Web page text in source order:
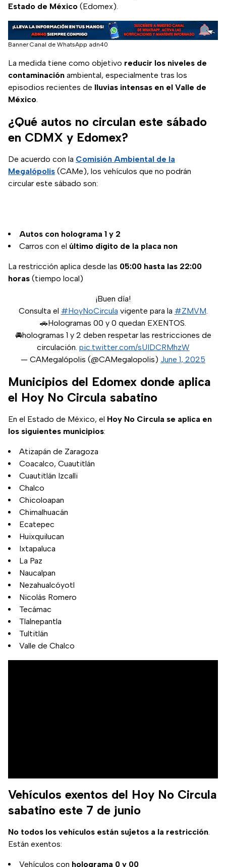
Estado de México (Edomex).
Banner Canal de WhatsApp adn40
La medida tiene como objetivo reducir los niveles de
contaminación ambiental, especialmente tras los
episodios recientes de lluvias intensas en el Valle de
México.
¿Qué autos no circulan este sábado
en CDMX y Edomex?
De acuerdo con la Comisión Ambiental de la
Megalópolis (CAMe), los vehículos que no podrán
circular este sábado son:
Autos con holograma 1 y 2
Carros con el último dígito de la placa non
La restricción aplica desde las 05:00 hasta las 22:00
horas (tiempo local)
¡Buen día!
Consulta el #HoyNoCircula vigente para la #ZMVM.
🚗Hologramas 00 y 0 quedan EXENTOS.
🚘hologramas 1 y 2 deben respetar las restricciones de
circulación. pic.twitter.com/sUIDCRMhzW
— CAMegalópolis (@CAMegalopolis) June 1, 2025
Municipios del Edomex donde aplica
el Hoy No Circula sabatino
En el Estado de México, el Hoy No Circula se aplica en
los siguientes municipios:
Atizapán de Zaragoza
Coacalco, Cuautitlán
Cuautitlán Izcalli
Chalco
Chicoloapan
Chimalhuacán
Ecatepec
Huixquilucan
Ixtapaluca
La Paz
Naucalpan
Nezahualcóyotl
Nicolás Romero
Tecámac
Tlalnepantla
Tultitlán
Valle de Chalco
Vehículos exentos del Hoy No Circula
sabatino este 7 de junio
No todos los vehículos están sujetos a la restricción.
Están exentos:
Vehículos con holograma 0 y 00